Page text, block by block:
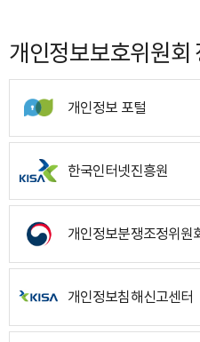
개인정보보호위원회
개인정보 포털
한국인터넷진흥원
개인정보분쟁조정위원
개인정보침해신고센터